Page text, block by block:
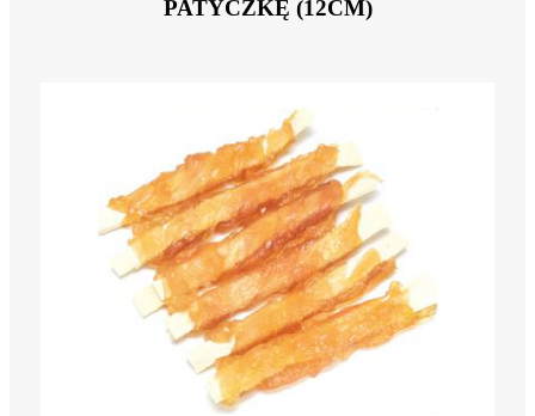
PATYCZKĘ (12CM)